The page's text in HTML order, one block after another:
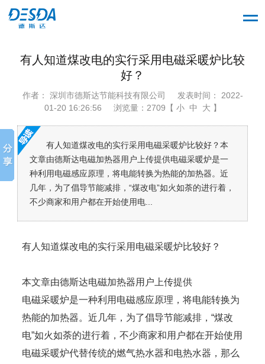
有人知道煤改电的实行采用电磁采暖炉比较
好？
作者： 深圳市德斯达节能科技有限公司
发表时间： 2022-
01-20 16:26:56
浏览量：2709【 小 中 大 】
有人知道煤改电的实行采用电磁采暖炉比较好？本
文章由德斯达电磁加热器用户上传提供电磁采暖炉是一
种利用电磁感应原理，将电能转换为热能的加热器。近
几年，为了倡导节能减排，“煤改电”如火如荼的进行着，
不少商家和用户都在开始使用电...
有人知道煤改电的实行采用电磁采暖炉比较好？
本文章由德斯达电磁加热器用户上传提供
电磁采暖炉是一种利用电磁感应原理，将电能转换为
热能的加热器。近几年，为了倡导节能减排，“煤改
电”如火如荼的进行着，不少商家和用户都在开始使用
电磁采暖炉代替传统的燃气热水器和电热水器，那么